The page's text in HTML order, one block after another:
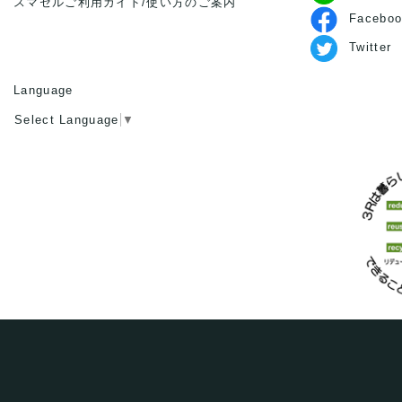
Twitter
Language
Select Language ▼